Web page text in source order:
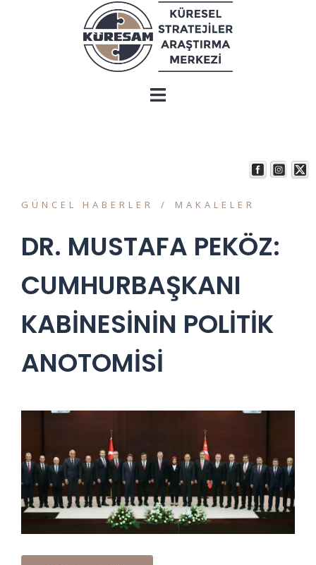
GÜNCEL HABERLER MAKALELER
DR. MUSTAFA PEKÖZ:
CUMHURBAŞKANI
KABİNESİNİN POLİTİK
ANOTOMİSİ